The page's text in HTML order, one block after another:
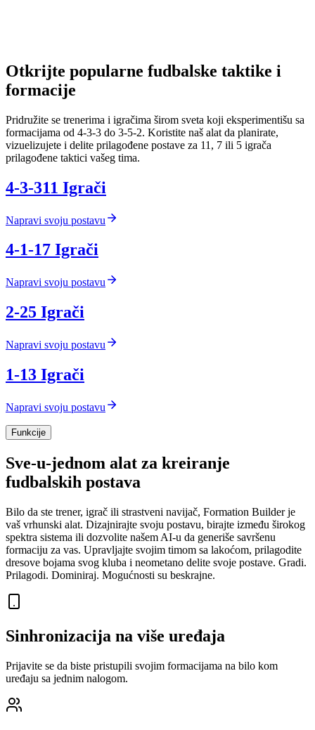
Otkrijte popularne fudbalske taktike i
formacije
Pridružite se trenerima i igračima širom sveta koji eksperimentišu sa
formacijama od 4-3-3 do 3-5-2. Koristite naš alat da planirate,
vizuelizujete i delite prilagođene postave za 11, 7 ili 5 igrača
prilagođene taktici vašeg tima.
4-3-311 Igrači
Napravi svoju postavu
4-1-17 Igrači
Napravi svoju postavu
2-25 Igrači
Napravi svoju postavu
1-13 Igrači
Napravi svoju postavu
Funkcije
Sve-u-jednom alat za kreiranje
fudbalskih postava
Bilo da ste trener, igrač ili strastveni navijač, Formation Builder je
vaš vrhunski alat. Dizajnirajte svoju postavu, birajte između širokog
spektra sistema ili dozvolite našem AI-u da generiše savršenu
formaciju za vas. Upravljajte svojim timom sa lakoćom, prilagodite
dresove bojama svog kluba i neometano delite svoje postave. Gradi.
Prilagodi. Dominiraj. Mogućnosti su beskrajne.
Sinhronizacija na više uređaja
Prijavite se da biste pristupili svojim formacijama na bilo kom
uređaju sa jednim nalogom.